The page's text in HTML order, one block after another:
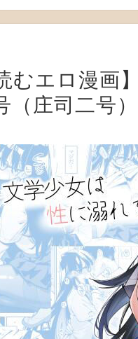
むエロ漫画
（庄司二号）